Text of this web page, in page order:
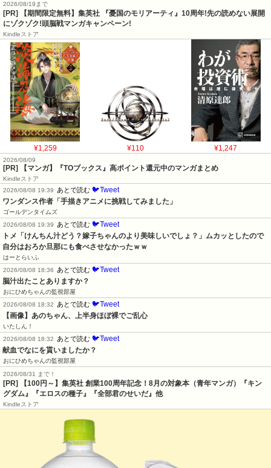
2026/08/19まで
[PR] 【期間限定無料】集英社 『憂国のモリアーティ』10周年!先の読めない展開
にゾクゾク!頭脳戦マンガキャンペーン!
Kindleストア
¥1,259 ¥110 ¥1,247
2026/08/09
[PR] 【マンガ】『TOブックス』高ポイント還元中のマンガまとめ
Kindleストア
2026/08/08 19:39
あとで読む 🐦Tweet
ワンダンス作者「手描きアニメに挑戦してみました」
ゴールデンタイムズ
2026/08/08 19:39
あとで読む 🐦Tweet
トメ「けんちん汁どう？嫁子ちゃんのより美味しいでしょ？」ムカッとしたので
自分はおろか旦那にも食べさせなかったｗｗ
はーとらいふ
2026/08/08 18:36
あとで読む 🐦Tweet
脳汁出たことありますか？
おにひめちゃんの監視部屋
2026/08/08 18:32
あとで読む 🐦Tweet
【画像】あのちゃん、上半身ほぼ裸でご乱心
いたしん！
2026/08/08 18:32
あとで読む 🐦Tweet
献血でなにを貰いましたか？
おにひめちゃんの監視部屋
2026/08/31 まで！
[PR]
【100円～】集英社 創業100周年記念！8月の対象本（青年マンガ）『キン
グダム』『エロスの種子』『全部君のせいだ』他
Kindleストア